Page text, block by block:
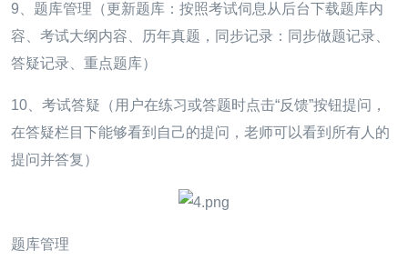
9、题库管理（更新题库：按照考试伺息从后台下载题库内
容、考试大纲内容、历年真题，同步记录：同步做题记录、
答疑记录、重点题库）
10、考试答疑（用户在练习或答题时点击“反馈”按钮提问，
在答疑栏目下能够看到自己的提问，老师可以看到所有人的
提问并答复）
题库管理